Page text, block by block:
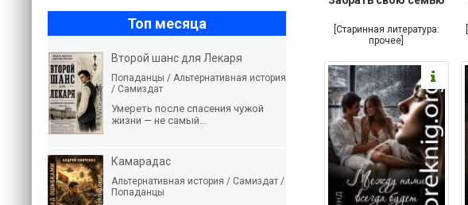
[Старинная литература:
прочее]
Топ месяца
Второй шанс для Лекаря
Попаданцы / Альтернативная история
/ Самиздат
Умереть после спасения чужой
жизни — не самый...
Камарадас
Альтернативная история / Самиздат /
Попаданцы